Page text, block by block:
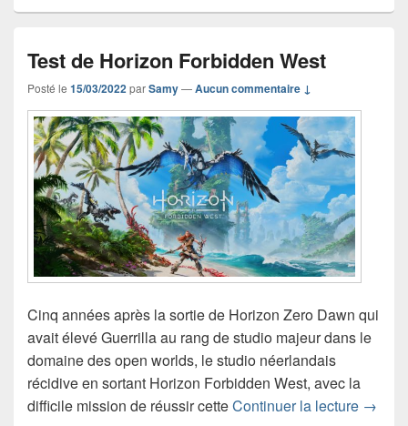
Test de Horizon Forbidden West
Posté le 15/03/2022parSamy—Aucun commentaire ↓
Cinq années après la sortie de Horizon Zero Dawn qui
avait élevé Guerrilla au rang de studio majeur dans le
domaine des open worlds, le studio néerlandais
récidive en sortant Horizon Forbidden West, avec la
difficile mission de réussir cetteContinuer la lecture Test
→